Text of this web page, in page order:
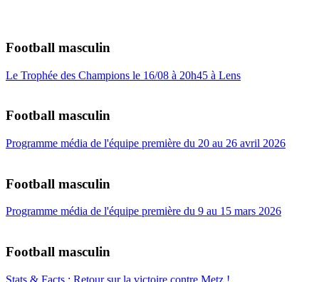
Football masculin
Le Trophée des Champions le 16/08 à 20h45 à Lens
Football masculin
Programme média de l'équipe première du 20 au 26 avril 2026
Football masculin
Programme média de l'équipe première du 9 au 15 mars 2026
Football masculin
Stats & Facts : Retour sur la victoire contre Metz !